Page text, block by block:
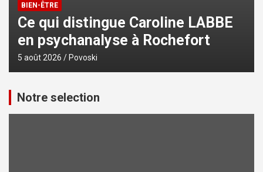
BIEN-ÊTRE
Ce qui distingue Caroline LABBE
en psychanalyse à Rochefort
5 août 2026 Povoski
Notre selection